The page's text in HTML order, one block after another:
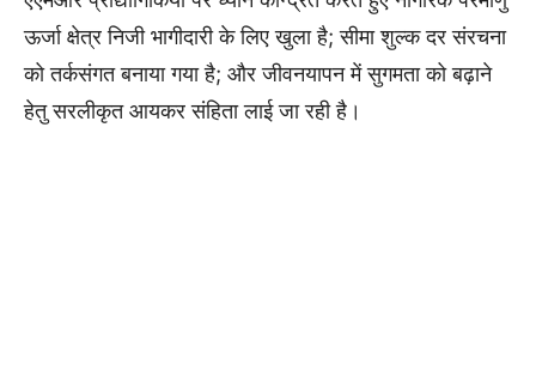
ऊर्जा क्षेत्र निजी भागीदारी के लिए खुला है; सीमा शुल्क दर संरचना
को तर्कसंगत बनाया गया है; और जीवनयापन में सुगमता को बढ़ाने
हेतु सरलीकृत आयकर संहिता लाई जा रही है।